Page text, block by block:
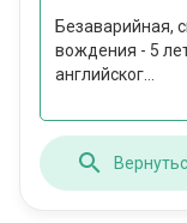
Безаварийная,
вождения - 5
английског...